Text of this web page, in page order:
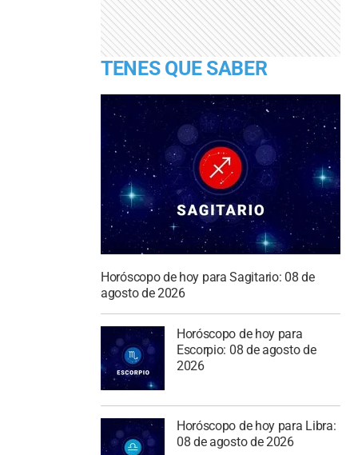
TENES QUE SABER
Horóscopo de hoy para Sagitario: 08 de
agosto de 2026
Horóscopo de hoy para
Escorpio: 08 de agosto de
2026
Horóscopo de hoy para Libra:
08 de agosto de 2026